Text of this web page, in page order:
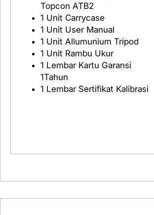
Topcon ATB2
1 Unit Carrycase
1 Unit User Manual
1 Unit Allumunium Tripod
1 Unit Rambu Ukur
1 Lembar Kartu Garansi
1Tahun
1 Lembar Sertifikat Kalibrasi